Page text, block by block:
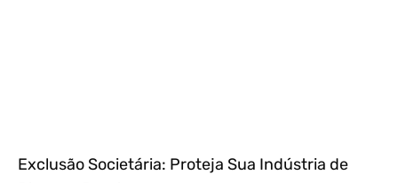
Exclusão Societária: Proteja Sua Indústria de